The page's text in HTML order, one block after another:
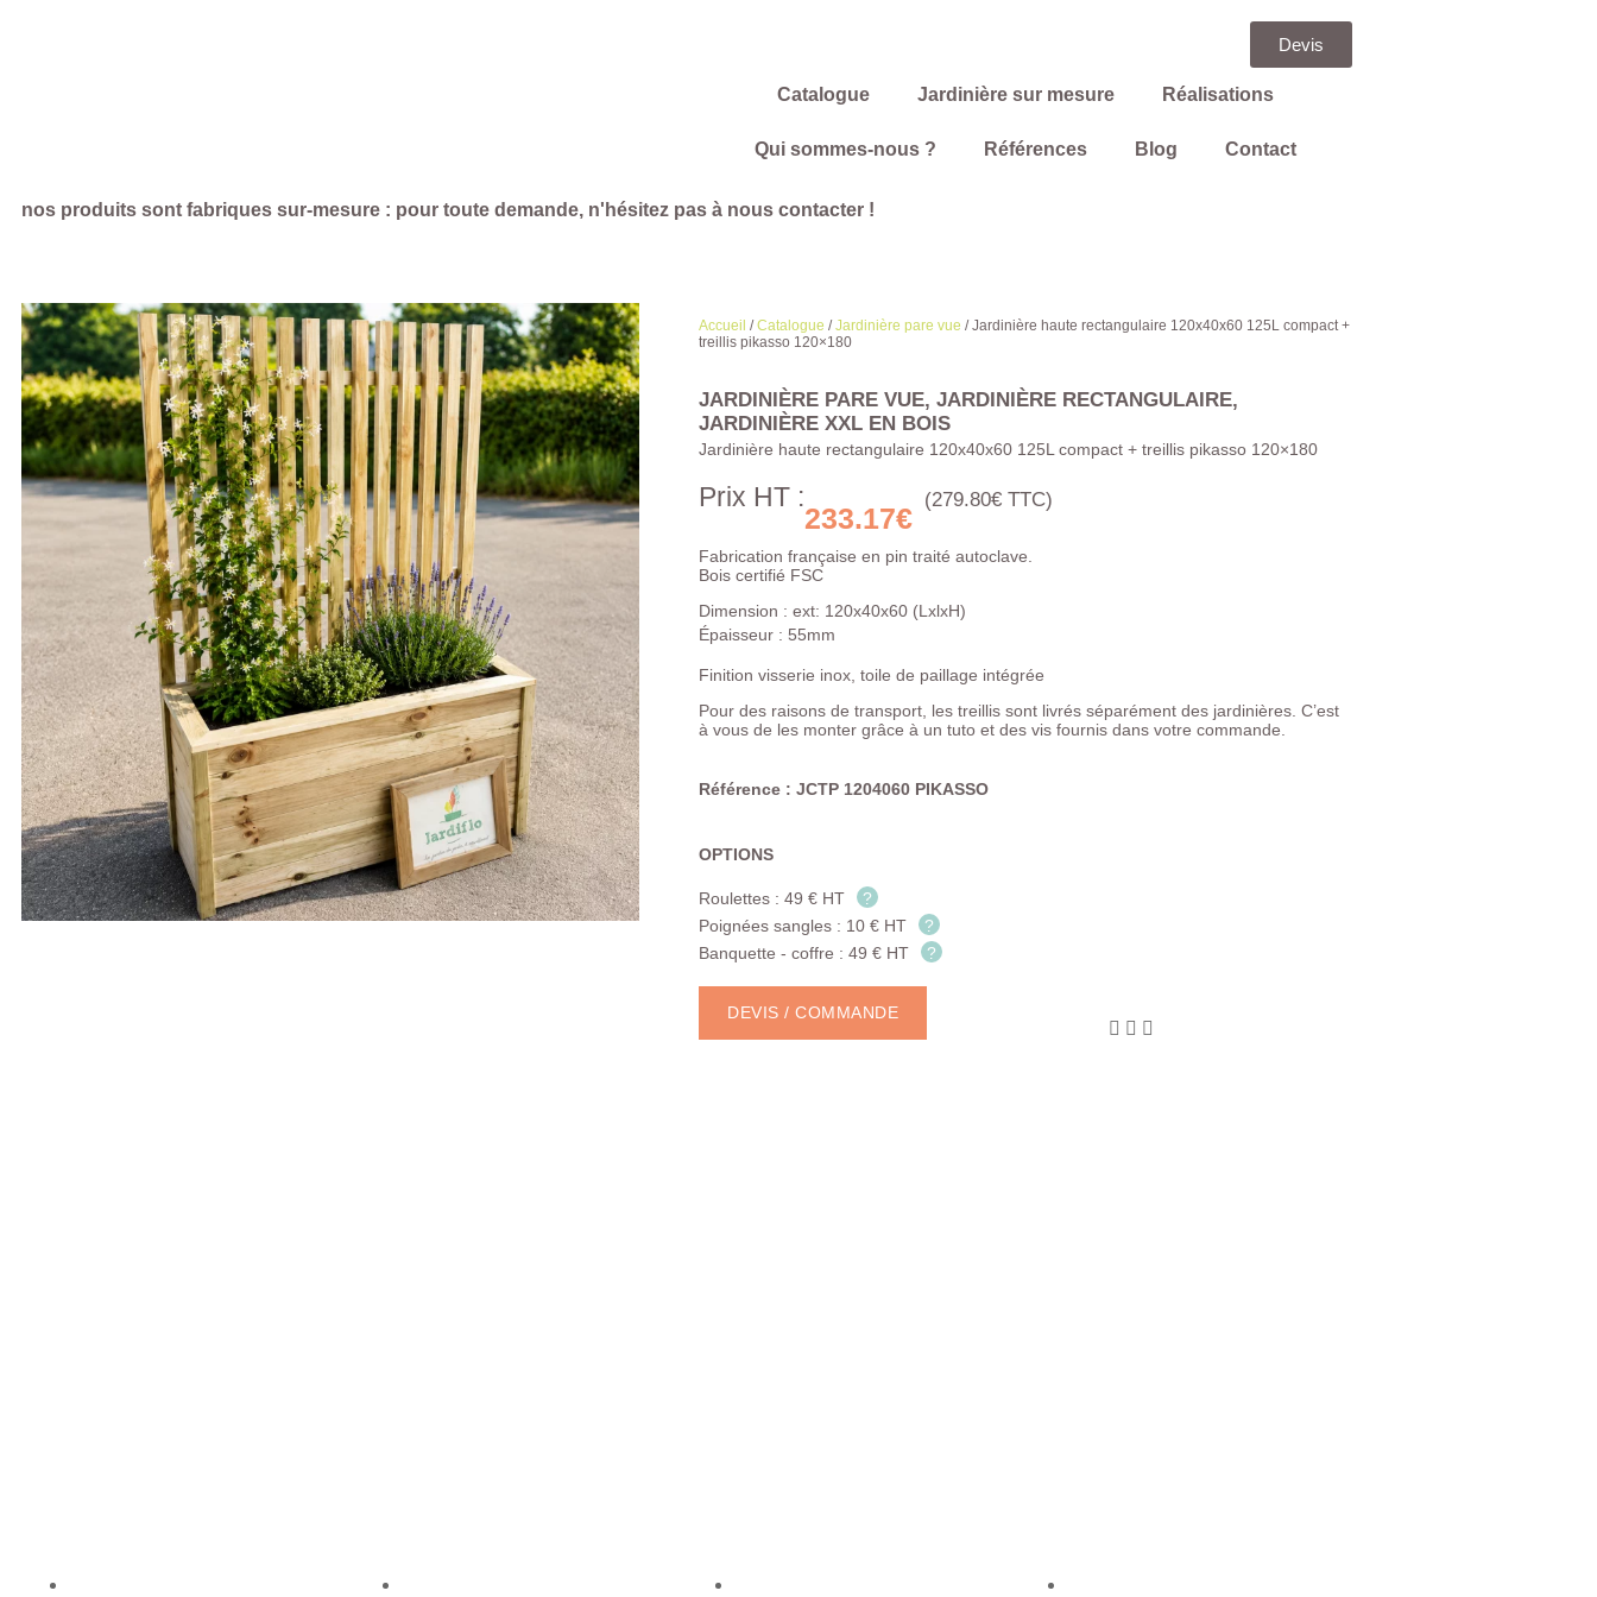
Devis
Catalogue Jardinière sur mesure Réalisations
Qui sommes-nous ? Références Blog Contact
nos produits sont fabriques sur-mesure : pour toute demande, n'hésitez pas à nous contacter !
Accueil /Catalogue /Jardinière pare vue /Jardinière haute rectangulaire 120x40x60 125L compact +
treillis pikasso 120×180
JARDINIÈRE PARE VUE, JARDINIÈRE RECTANGULAIRE,
JARDINIÈRE XXL EN BOIS
Jardinière haute rectangulaire 120x40x60 125L compact + treillis pikasso 120×180
Prix HT :
233.17€
(279.80€ TTC)
Fabrication française en pin traité autoclave.
Bois certifié FSC
Dimension : ext: 120x40x60 (LxlxH)
Épaisseur : 55mm
Finition visserie inox, toile de paillage intégrée
Pour des raisons de transport, les treillis sont livrés séparément des jardinières. C’est
à vous de les monter grâce à un tuto et des vis fournis dans votre commande.
Référence : JCTP 1204060 PIKASSO
OPTIONS
Roulettes : 49 € HT
?
Poignées sangles : 10 € HT
?
Banquette - coffre : 49 € HT
?
DEVIS / COMMANDE